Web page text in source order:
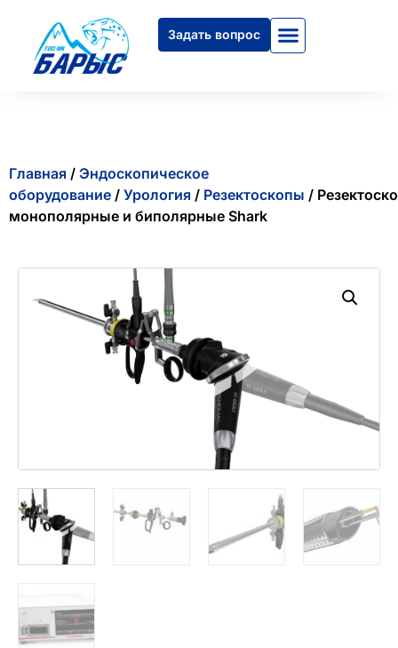
Задать вопрос
Главная / Эндоскопическое
оборудование / Урология / Резектоскопы /
монополярные и биполярные Shark